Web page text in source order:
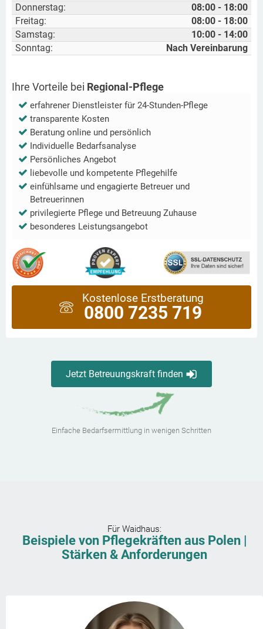
Donnerstag:
08:00 - 18:00
Freitag:
08:00 - 18:00
Samstag:
10:00 - 14:00
Sonntag:
Nach Vereinbarung
Ihre Vorteile bei Regional-Pflege
erfahrener Dienstleister für 24-Stunden-Pflege
transparente Kosten
Beratung online und persönlich
Individuelle Bedarfsanalyse
Persönliches Angebot
liebevolle und kompetente Pflegehilfe
einfühlsame und engagierte Betreuer und
Betreuerinnen
privilegierte Pflege und Betreuung Zuhause
besonderes Leistungsangebot
Kostenlose Erstberatung
0800 7235 719
Jetzt Betreuungskraft finden
Einfache Bedarfsermittlung in wenigen Schritten
Für Waidhaus:
Beispiele von Pflegekräften aus Polen |
Stärken & Anforderungen